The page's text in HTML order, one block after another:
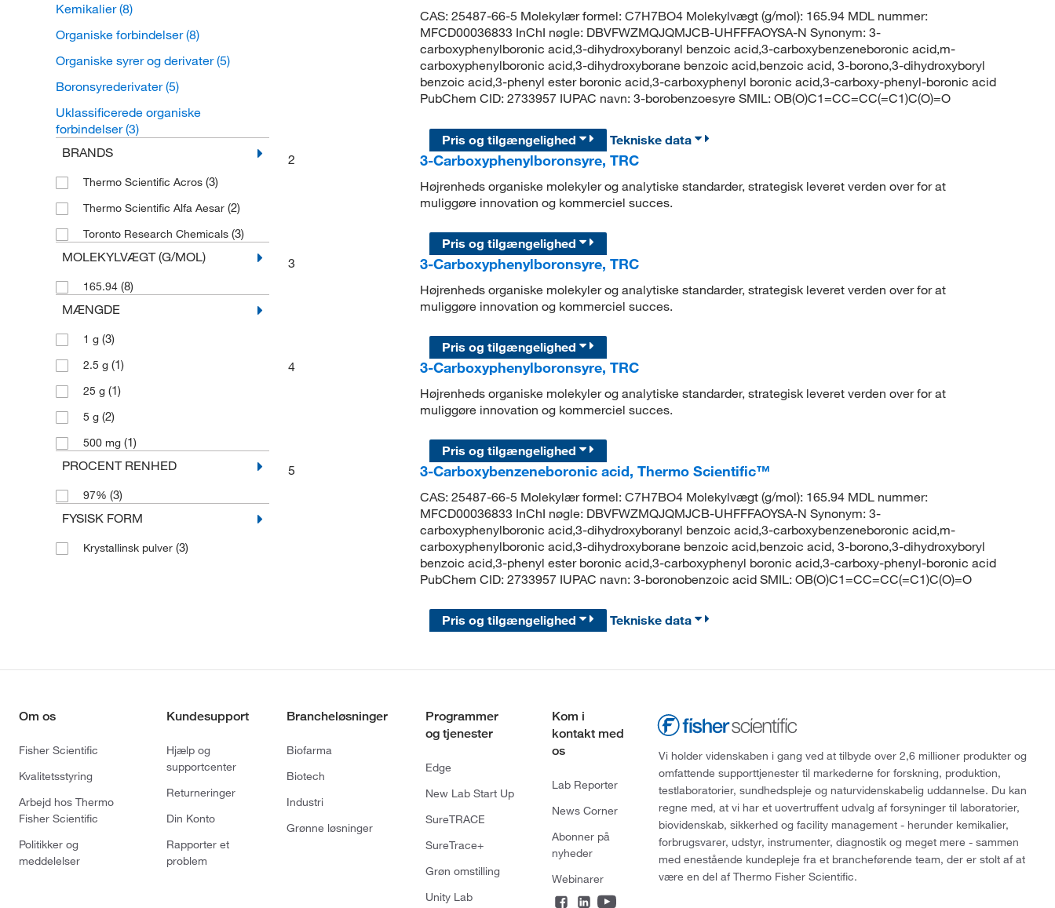
Kemikalier(8)
Organiske forbindelser(8)
Organiske syrer og derivater(5)
Boronsyrederivater(5)
Uklassificerede organiske
forbindelser(3)
BRANDS
Thermo Scientific Acros (3)
Thermo Scientific Alfa Aesar (2)
Toronto Research Chemicals (3)
MOLEKYLVÆGT (G/MOL)
165.94 (8)
MÆNGDE
1 g (3)
2.5 g (1)
25 g (1)
5 g (2)
500 mg (1)
PROCENT RENHED
97% (3)
FYSISK FORM
Krystallinsk pulver (3)
CAS: 25487-66-5 Molekylær formel: C7H7BO4 Molekylvægt (g/mol): 165.94 MDL nummer:
MFCD00036833 InChI nøgle: DBVFWZMQJQMJCB-UHFFFAOYSA-N Synonym: 3-
carboxyphenylboronic acid,3-dihydroxyboranyl benzoic acid,3-carboxybenzeneboronic acid,m-
carboxyphenylboronic acid,3-dihydroxyborane benzoic acid,benzoic acid, 3-borono,3-dihydroxyboryl
benzoic acid,3-phenyl ester boronic acid,3-carboxyphenyl boronic acid,3-carboxy-phenyl-boronic acid
PubChem CID: 2733957 IUPAC navn: 3-borobenzoesyre SMIL: OB(O)C1=CC=CC(=C1)C(O)=O
Pris og tilgængelighed
Tekniske data
2
3-Carboxyphenylboronsyre, TRC
Højrenheds organiske molekyler og analytiske standarder, strategisk leveret verden over for at
muliggøre innovation og kommerciel succes.
Pris og tilgængelighed
3
3-Carboxyphenylboronsyre, TRC
Højrenheds organiske molekyler og analytiske standarder, strategisk leveret verden over for at
muliggøre innovation og kommerciel succes.
Pris og tilgængelighed
4
3-Carboxyphenylboronsyre, TRC
Højrenheds organiske molekyler og analytiske standarder, strategisk leveret verden over for at
muliggøre innovation og kommerciel succes.
Pris og tilgængelighed
5
3-Carboxybenzeneboronic acid, Thermo Scientific™
CAS: 25487-66-5 Molekylær formel: C7H7BO4 Molekylvægt (g/mol): 165.94 MDL nummer:
MFCD00036833 InChI nøgle: DBVFWZMQJQMJCB-UHFFFAOYSA-N Synonym: 3-
carboxyphenylboronic acid,3-dihydroxyboranyl benzoic acid,3-carboxybenzeneboronic acid,m-
carboxyphenylboronic acid,3-dihydroxyborane benzoic acid,benzoic acid, 3-borono,3-dihydroxyboryl
benzoic acid,3-phenyl ester boronic acid,3-carboxyphenyl boronic acid,3-carboxy-phenyl-boronic acid
PubChem CID: 2733957 IUPAC navn: 3-boronobenzoic acid SMIL: OB(O)C1=CC=CC(=C1)C(O)=O
Pris og tilgængelighed Tekniske data
Om os
Fisher Scientific
Kvalitetsstyring
Arbejd hos Thermo
Fisher Scientific
Politikker og
meddelelser
Kundesupport
Hjælp og
supportcenter
Returneringer
Din Konto
Rapporter et
problem
Brancheløsninger
Biofarma
Biotech
Industri
Grønne løsninger
Programmer
og tjenester
Edge
New Lab Start Up
SureTRACE
SureTrace+
Grøn omstilling
Unity Lab
Kom i
kontakt med
os
Lab Reporter
News Corner
Abonner på
nyheder
Webinarer
Vi holder videnskaben i gang ved at tilbyde over 2,6 millioner produkter og
omfattende supporttjenester til markederne for forskning, produktion,
testlaboratorier, sundhedspleje og naturvidenskabelig uddannelse. Du kan
regne med, at vi har et uovertruffent udvalg af forsyninger til laboratorier,
biovidenskab, sikkerhed og facility management - herunder kemikalier,
forbrugsvarer, udstyr, instrumenter, diagnostik og meget mere - sammen
med enestående kundepleje fra et brancheførende team, der er stolt af at
være en del af Thermo Fisher Scientific.